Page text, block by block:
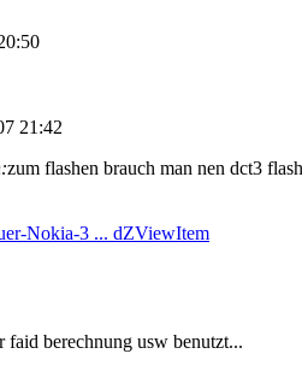
21:42
zum flashen brauch man nen dct3
Nokia-3 ... dZViewItem
faid berechnung usw benutzt...